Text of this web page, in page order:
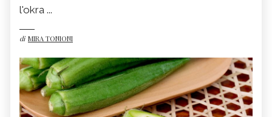
l'okra ...
di MIRA TONIONI